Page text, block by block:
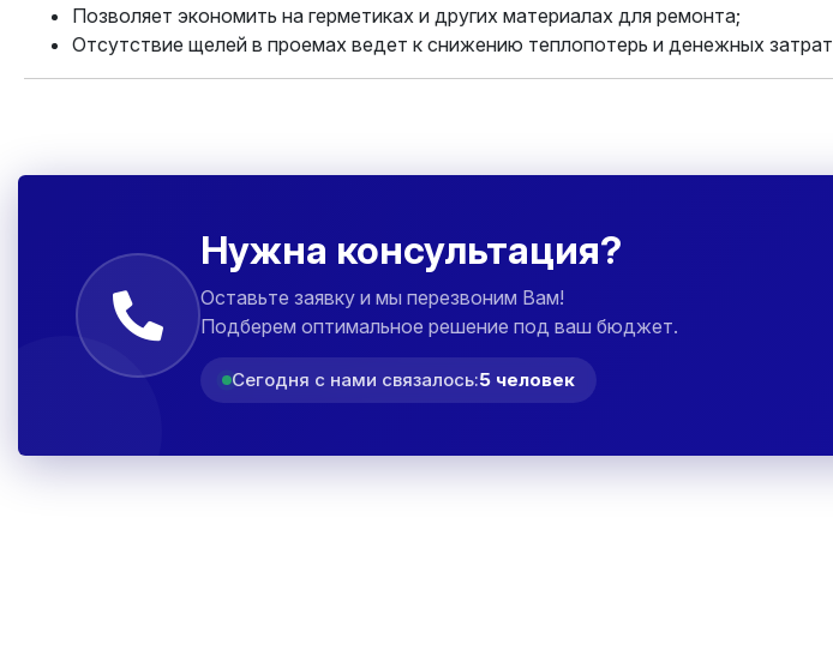
Позволяет экономить на герметиках и других материалах для ремонта;
Отсутствие щелей в проемах ведет к снижению теплопотерь и денежных
Нужна консультация?
Оставьте заявку и мы перезвоним Вам!
Подберем оптимальное решение под ваш бюджет.
Сегодня с нами связалось:5 человек